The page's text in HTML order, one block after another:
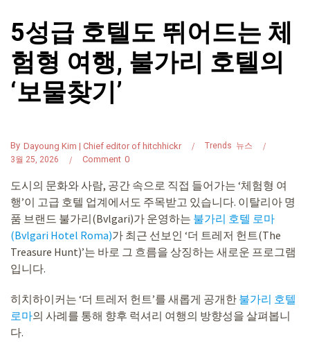
5성급 호텔도 뛰어드는 체
험형 여행, 불가리 호텔의
‘보물찾기’
By Dayoung Kim | Chief editor of hitchhickr Trends 뉴스
3월 25, 2026
0
Comment
도시의 문화와 사람, 공간 속으로 직접 들어가는 ‘체험형 여
행’이 고급 호텔 업계에서도 주목받고 있습니다. 이탈리아 명
품 브랜드 불가리(Bvlgari)가 운영하는 불가리 호텔 로마
(Bvlgari Hotel Roma)가 최근 선보인 ‘더 트레저 헌트(The
Treasure Hunt)’는 바로 그 흐름을 상징하는 새로운 프로그램
입니다.
히치하이커는 ‘더 트레저 헌트’를 새롭게 공개한 불가리 호텔
로마의 사례를 통해 향후 럭셔리 여행의 방향성을 살펴봅니
다.